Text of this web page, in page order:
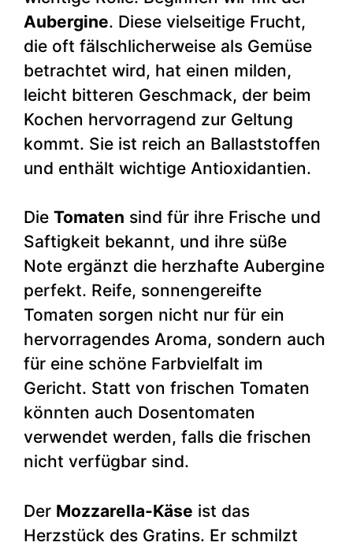
Aubergine. Diese vielseitige Frucht,
die oft fälschlicherweise als Gemüse
betrachtet wird, hat einen milden,
leicht bitteren Geschmack, der beim
Kochen hervorragend zur Geltung
kommt. Sie ist reich an Ballaststoffen
und enthält wichtige Antioxidantien.
Die Tomaten sind für ihre Frische und
Saftigkeit bekannt, und ihre süße
Note ergänzt die herzhafte Aubergine
perfekt. Reife, sonnengereifte
Tomaten sorgen nicht nur für ein
hervorragendes Aroma, sondern auch
für eine schöne Farbvielfalt im
Gericht. Statt von frischen Tomaten
könnten auch Dosentomaten
verwendet werden, falls die frischen
nicht verfügbar sind.
Der Mozzarella-Käse ist das
Herzstück des Gratins. Er schmilzt